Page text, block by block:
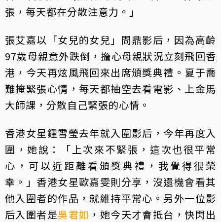
張，每天都在分散注意力。」
張艾嘉以「女兒的女兒」問鼎影后，因為高齡
97歲母親意外跌倒，擔心母親狀況立刻飛回香
港，今天再炫風飛回來出席頒獎典禮。夏于喬
難掩緊張心情，每天都抽空去看電影、上金馬
大師課，分散自己緊張的心情。
香港女星鍾雪瑩去年就入圍影后，今年再度入
圍，她說：「上次來不緊張，這次也很平常
心，可以近距離看頒獎典禮，我覺得很榮
幸。」香港女星歐嘉雯則分享，沒還機會看其
他入圍者的作品，就維持平常心。另外一位影
后入圍者是吳君如 ，她今天才會抵台，快閃出